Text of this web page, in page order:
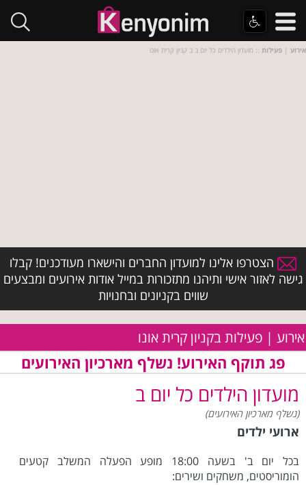
אירוע | פעילות :: מועדון הילדים כל יום ב ב קניון קרית אונו
הצטרפו אלינו למועדון החברים והישארו מעודכנים! קבלו
גישה לאזור אישי ותיהנו מתזכורות במייל אודות אירועים ומבצעים
שווים בקניונים ובחנויות
אירוע | פעילות בקניון קרית אונו
פג תוקף האירוע! נשלף מארכיון האירועים
מועדון הילדים כל יום ב
(נשלף מארכיון האירועים)
ארועי ילדים
בכל יום ב' בשעה 18:00 מופע הפעלה המשלב קטעים
הומוריסטים, משחקים ושירים: